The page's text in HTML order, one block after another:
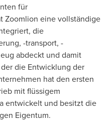
für
Zoomlion eine vollständige
die
-transport, -
abdeckt und damit
die Entwicklung der
hat den ersten
mit flüssigem
entwickelt und besitzt die
Eigentum.